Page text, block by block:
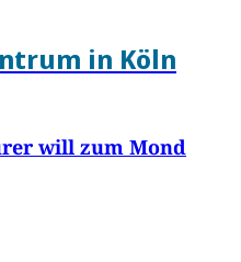
in Köln
will zum Mond